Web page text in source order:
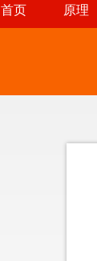
首页 原理